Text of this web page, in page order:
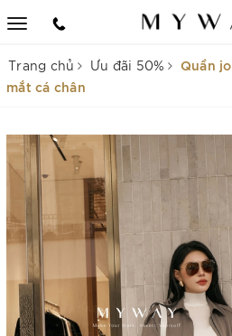
Trang chủ Ưu đãi 50%
Quần
mắt cá chân